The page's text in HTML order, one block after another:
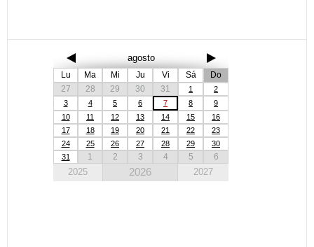
agosto
Lu Ma Mi Ju Vi Sá
Do
27
28 29 30 31 1
2
3
4 5 6 7 8
9
10
11 12 13 14 15
16
17
18 19 20 21 22
23
24
25 26 27 28 29
30
31
1 2 3 4 5 6
2025 2026 2027